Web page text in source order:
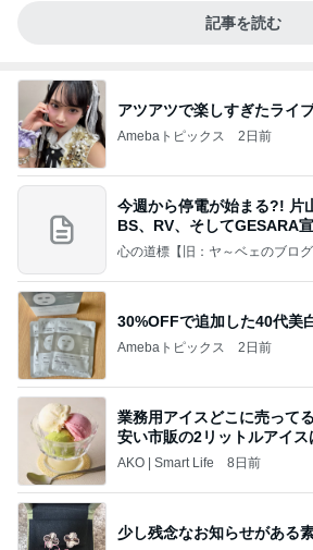
記事を読む
アツアツで楽しすぎたライ
Amebaトピックス 2日前
今週から停電が始まる?! 片
BS、RV、そしてGESARA
心の道標【旧：ヤ～ベェのブログ
30%OFFで追加した40代美
Amebaトピックス 2日前
業務用アイスどこに売って
安い市販の2リットルアイ
トレ
AKO | Smart Life 8日前
少し残念なお知らせがある